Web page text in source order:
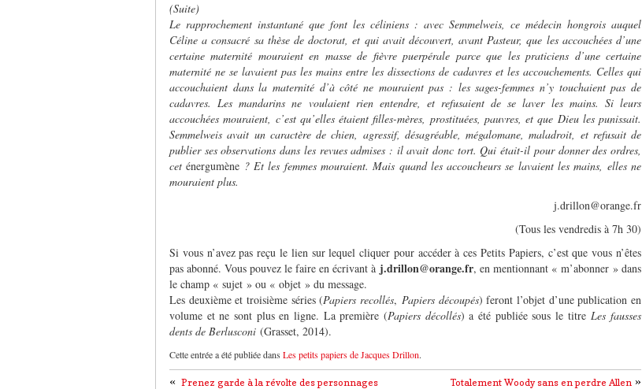
(Suite)
Le rapprochement instantané que font les céliniens : avec Semmelweis, ce médecin hongrois auquel
Céline a consacré sa thèse de doctorat, et qui avait découvert, avant Pasteur, que les accouchées d’une
certaine maternité mouraient en masse de fièvre puerpérale parce que les praticiens d’une certaine
maternité ne se lavaient pas les mains entre les dissections de cadavres et les accouchements. Celles qui
accouchaient dans la maternité d’à côté ne mouraient pas : les sages-femmes n’y touchaient pas de
cadavres. Les mandarins ne voulaient rien entendre, et refusaient de se laver les mains. Si leurs
accouchées mouraient, c’est qu’elles étaient filles-mères, prostituées, pauvres, et que Dieu les punissait.
Semmelweis avait un caractère de chien, agressif, désagréable, mégalomane, maladroit, et refusait de
publier ses observations dans les revues admises : il avait donc tort. Qui était-il pour donner des ordres,
ceténergumène ? Et les femmes mouraient. Mais quand les accoucheurs se lavaient les mains, elles ne
mouraient plus.
j.drillon@orange.fr
(Tous les vendredis à 7h 30)
Si vous n’avez pas reçu le lien sur lequel cliquer pour accéder à ces Petits Papiers, c’est que vous n’êtes
pas abonné. Vous pouvez le faire en écrivant à j.drillon@orange.fr, en mentionnant « m’abonner » dans
le champ « sujet » ou « objet » du message.
Les deuxième et troisième séries (Papiers recollés, Papiers découpés) feront l’objet d’une publication en
volume et ne sont plus en ligne. La première (Papiers décollés) a été publiée sous le titreLes fausses
dents de Berlusconi (Grasset, 2014).
Cette entrée a été publiée dans Les petits papiers de Jacques Drillon.
Totalement Woody sans en perdre Allen »
« Prenez garde à la révolte des personnages